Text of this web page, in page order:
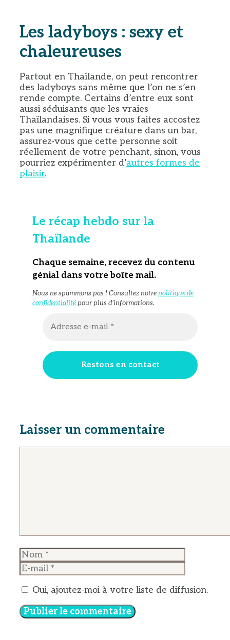
Les ladyboys : sexy et
chaleureuses
Partout en Thaïlande, on peut rencontrer
des ladyboys sans même que l’on ne s’en
rende compte. Certains d’entre eux sont
aussi séduisants que les vraies
Thaïlandaises. Si vous vous faites accostez
pas une magnifique créature dans un bar,
assurez-vous que cette personne soit
réellement de votre penchant, sinon, vous
pourriez expérimenter d’autres formes de
plaisir.
Le récap hebdo sur la
Thaïlande
Chaque semaine, recevez du contenu
génial dans votre boîte mail.
Nous ne spammons pas ! Consultez notrepolitique de
confidentialitépour plus d’informations.
Laisser un commentaire
Nom
mail
Oui, ajoutez-moi à votre liste de diffusion.